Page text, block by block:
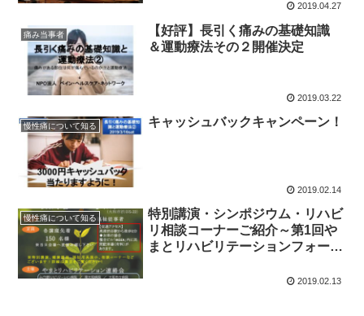
2019.04.27
痛み当事者
【好評】長引く痛みの基礎知識
＆運動療法その２開催決定
2019.03.22
慢性痛について知る キャッシュバックキャンペーン！
2019.02.14
慢性痛について知る
特別講演・シンポジウム・リハビ
リ相談コーナーご紹介～第1回や
まとリハビリテーションフォーラ
2019.02.13